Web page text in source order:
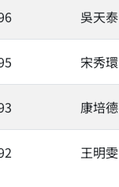
吳天泰
宋秀環
康培德
王明雯